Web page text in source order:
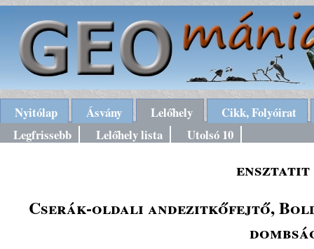
Nyitólap Ásvány Lelőhely
Cikk, Folyóirat
Legfrissebb
Lelőhely lista Utolsó 10
ensztatit
Cserák-oldali andezitkőfejtő,